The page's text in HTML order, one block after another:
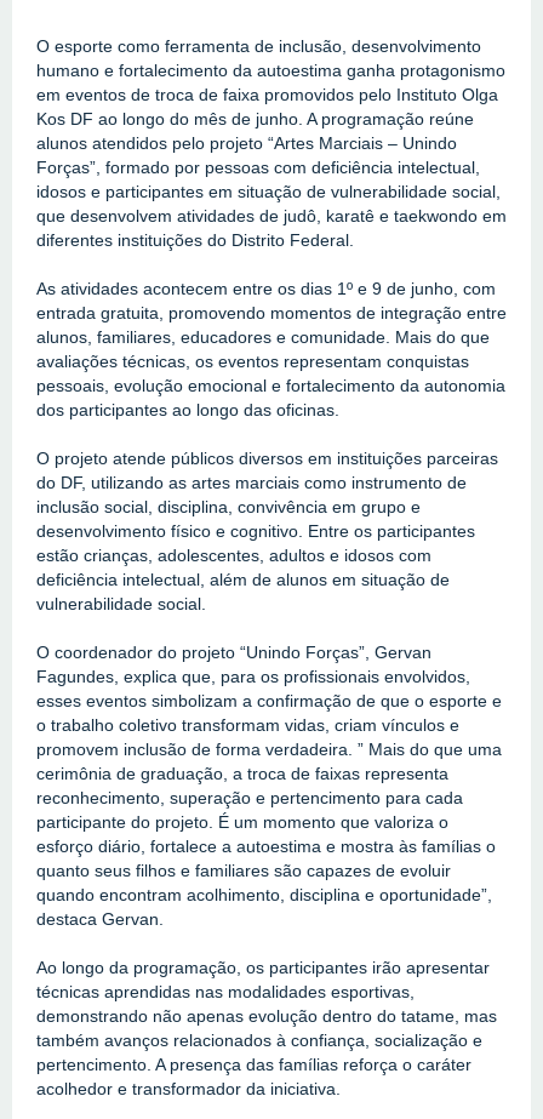
O esporte como ferramenta de inclusão, desenvolvimento
humano e fortalecimento da autoestima ganha protagonismo
em eventos de troca de faixa promovidos pelo Instituto Olga
Kos DF ao longo do mês de junho. A programação reúne
alunos atendidos pelo projeto “Artes Marciais – Unindo
Forças”, formado por pessoas com deficiência intelectual,
idosos e participantes em situação de vulnerabilidade social,
que desenvolvem atividades de judô, karatê e taekwondo em
diferentes instituições do Distrito Federal.
As atividades acontecem entre os dias 1º e 9 de junho, com
entrada gratuita, promovendo momentos de integração entre
alunos, familiares, educadores e comunidade. Mais do que
avaliações técnicas, os eventos representam conquistas
pessoais, evolução emocional e fortalecimento da autonomia
dos participantes ao longo das oficinas.
O projeto atende públicos diversos em instituições parceiras
do DF, utilizando as artes marciais como instrumento de
inclusão social, disciplina, convivência em grupo e
desenvolvimento físico e cognitivo. Entre os participantes
estão crianças, adolescentes, adultos e idosos com
deficiência intelectual, além de alunos em situação de
vulnerabilidade social.
O coordenador do projeto “Unindo Forças”, Gervan
Fagundes, explica que, para os profissionais envolvidos,
esses eventos simbolizam a confirmação de que o esporte e
o trabalho coletivo transformam vidas, criam vínculos e
promovem inclusão de forma verdadeira. ” Mais do que uma
cerimônia de graduação, a troca de faixas representa
reconhecimento, superação e pertencimento para cada
participante do projeto. É um momento que valoriza o
esforço diário, fortalece a autoestima e mostra às famílias o
quanto seus filhos e familiares são capazes de evoluir
quando encontram acolhimento, disciplina e oportunidade”,
destaca Gervan.
Ao longo da programação, os participantes irão apresentar
técnicas aprendidas nas modalidades esportivas,
demonstrando não apenas evolução dentro do tatame, mas
também avanços relacionados à confiança, socialização e
pertencimento. A presença das famílias reforça o caráter
acolhedor e transformador da iniciativa.